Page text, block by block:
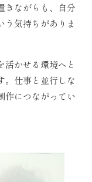
きながらも、自分
う気持ちがありま
かせる環境へと
。仕事と並行しな
作につながってい